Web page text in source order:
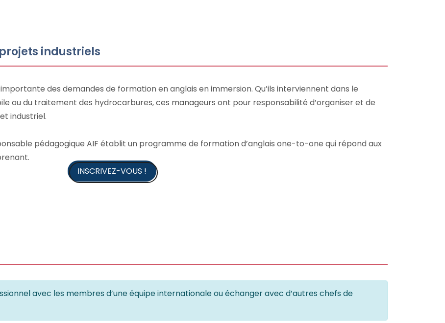
industriels
des demandes de formation en anglais en immersion. Qu’ils interviennent dans le
ou du traitement des hydrocarbures, ces manageurs ont pour responsabilité d’organiser et de
industriel.
pédagogique AIF établit un programme de formation d’anglais one-to-one qui répond aux
INSCRIVEZ-VOUS !
avec les membres d’une équipe internationale ou échanger avec d’autres chefs de